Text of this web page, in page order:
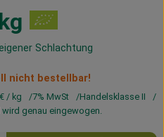
Schlachtung
nicht bestellbar!
/ kg 7% MwSt
Handelsklasse II
wird genau eingewogen.